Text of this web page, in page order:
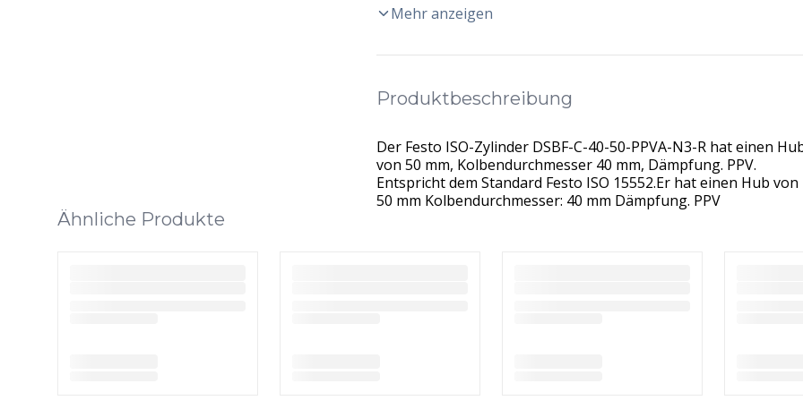
Mehr anzeigen
Produktbeschreibung
Der Festo ISO-Zylinder DSBF-C-40-50-PPVA-N3-R hat einen
von 50 mm, Kolbendurchmesser 40 mm, Dämpfung. PPV.
Entspricht dem Standard Festo ISO 15552.Er hat einen Hub von
50 mm Kolbendurchmesser: 40 mm Dämpfung. PPV
Ähnliche Produkte